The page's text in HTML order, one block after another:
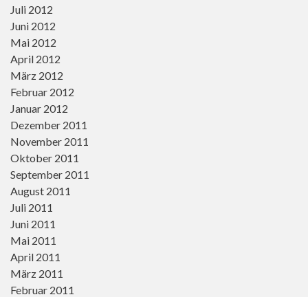
Juli 2012
Juni 2012
Mai 2012
April 2012
März 2012
Februar 2012
Januar 2012
Dezember 2011
November 2011
Oktober 2011
September 2011
August 2011
Juli 2011
Juni 2011
Mai 2011
April 2011
März 2011
Februar 2011